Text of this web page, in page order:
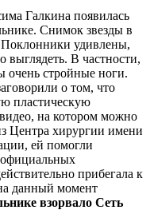
Галкина появилась
Снимок звезды в
удивлены,
выглядеть. В частности,
очень стройные ноги.
о том, что
пластическую
на котором можно
Центра хирургии имени
ей помогли
официальных
прибегала к
данный момент
взорвало Сеть